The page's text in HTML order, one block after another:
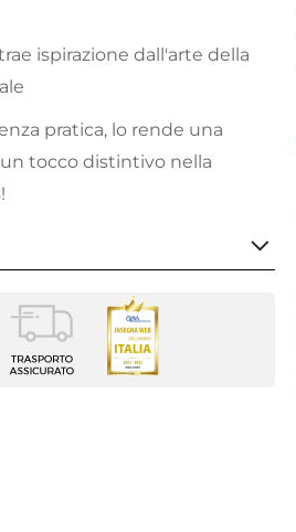
ispirazione dall'arte della
pratica, lo rende una
tocco distintivo nella
cm